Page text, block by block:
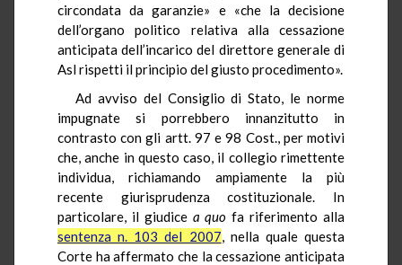
circondata da garanzie» e «che la decisione
dell’organo politico relativa alla cessazione
anticipata dell’incarico del direttore generale di
Asl rispetti il principio del giusto procedimento».
Ad avviso del Consiglio di Stato, le norme
impugnate si porrebbero innanzitutto in
contrasto con gli artt. 97 e 98 Cost., per motivi
che, anche in questo caso, il collegio rimettente
individua, richiamando ampiamente la più
recente giurisprudenza costituzionale. In
particolare, il giudice a quo fa riferimento alla
sentenza n. 103 del 2007, nella quale questa
Corte ha affermato che la cessazione anticipata